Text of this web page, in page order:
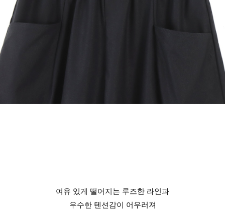
여유 있게 떨어지는 루즈한 라인과
우수한 텐션감이 어우러져